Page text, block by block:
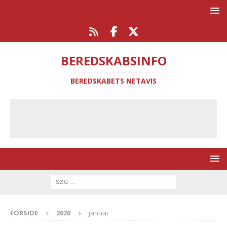
BEREDSKABSINFO
BEREDSKABETS NETAVIS
FORSIDE 2020 januar